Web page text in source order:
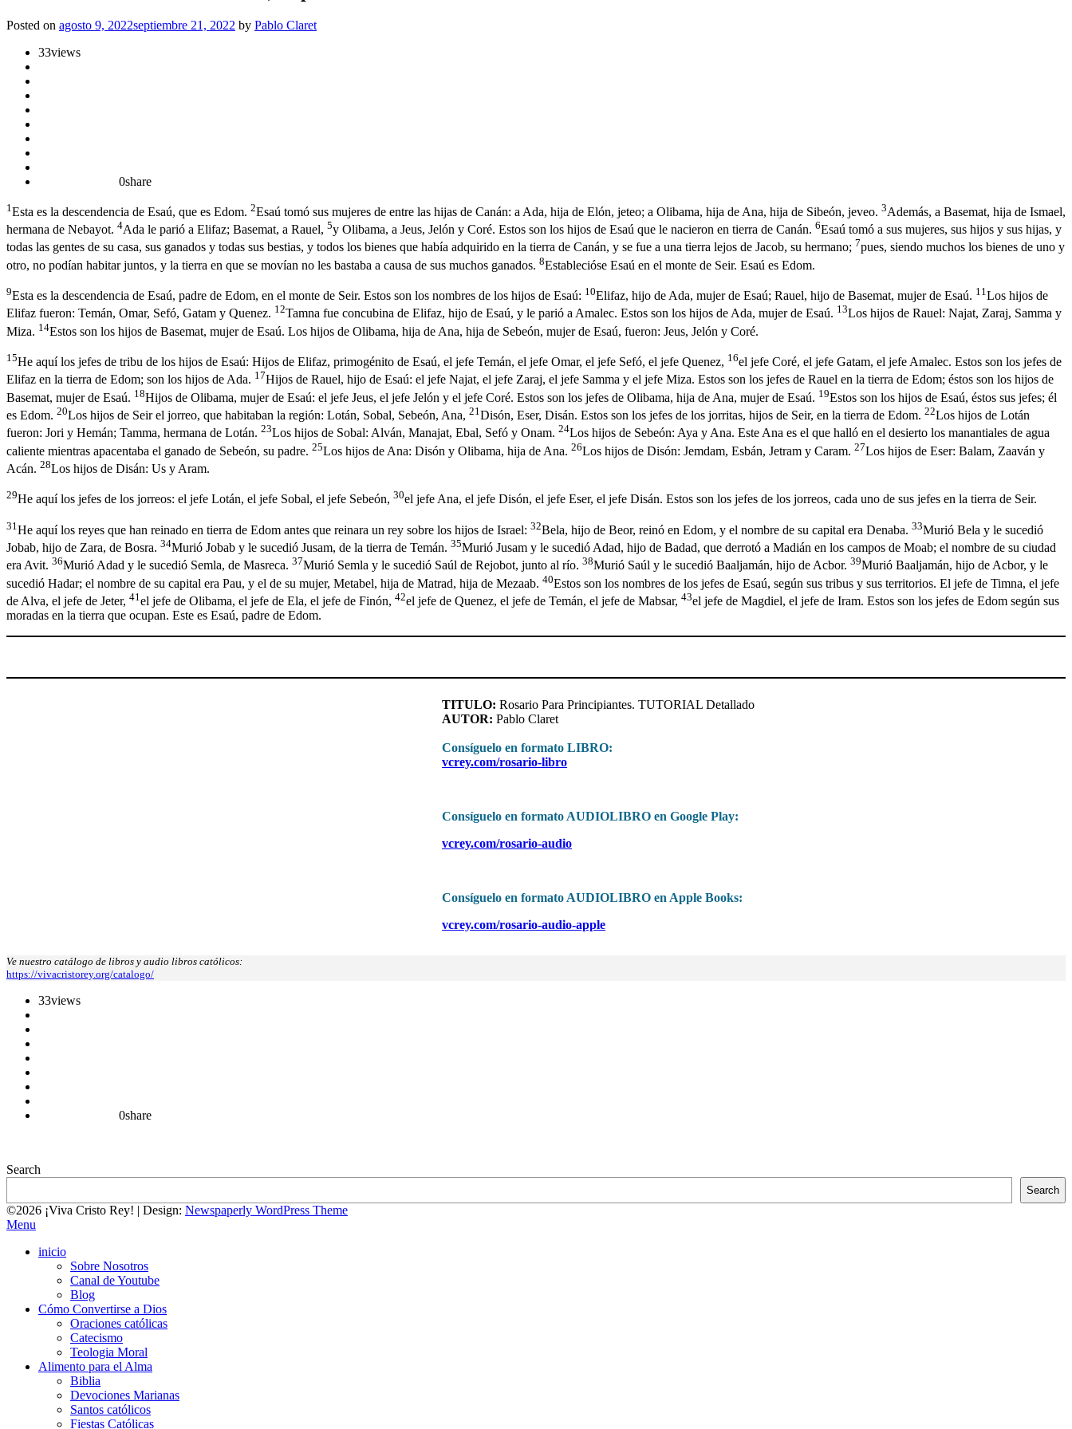
Posted on agosto 9, 2022septiembre 21, 2022 by Pablo Claret
33views
0share
1 Esta es la descendencia de Esaú, que es Edom. 2Esaú tomó sus mujeres de entre las hijas de Canán: a Ada, hija de Elón, jeteo; a Olibama, hija de Ana, hija de Sibeón, jeveo. 3Además, a Basemat, hija de Ismael,
hermana de Nebayot. 4Ada le parió a Elifaz; Basemat, a Rauel, 5y Olibama, a Jeus, Jelón y Coré. Estos son los hijos de Esaú que le nacieron en tierra de Canán. 6Esaú tomó a sus mujeres, sus hijos y sus hijas, y
todas las gentes de su casa, sus ganados y todas sus bestias, y todos los bienes que había adquirido en la tierra de Canán, y se fue a una tierra lejos de Jacob, su hermano; 7pues, siendo muchos los bienes de uno y
otro, no podían habitar juntos, y la tierra en que se movían no les bastaba a causa de sus muchos ganados. 8Establecióse Esaú en el monte de Seir. Esaú es Edom.
9Esta es la descendencia de Esaú, padre de Edom, en el monte de Seir. Estos son los nombres de los hijos de Esaú: 10Elifaz, hijo de Ada, mujer de Esaú; Rauel, hijo de Basemat, mujer de Esaú. 11Los hijos de
Elifaz fueron: Temán, Omar, Sefó, Gatam y Quenez. 12Tamna fue concubina de Elifaz, hijo de Esaú, y le parió a Amalec. Estos son los hijos de Ada, mujer de Esaú. 13Los hijos de Rauel: Najat, Zaraj, Samma y
Miza. 14Estos son los hijos de Basemat, mujer de Esaú. Los hijos de Olibama, hija de Ana, hija de Sebeón, mujer de Esaú, fueron: Jeus, Jelón y Coré.
15He aquí los jefes de tribu de los hijos de Esaú: Hijos de Elifaz, primogénito de Esaú, el jefe Temán, el jefe Omar, el jefe Sefó, el jefe Quenez, 16el jefe Coré, el jefe Gatam, el jefe Amalec. Estos son los jefes de
Elifaz en la tierra de Edom; son los hijos de Ada. 17Hijos de Rauel, hijo de Esaú: el jefe Najat, el jefe Zaraj, el jefe Samma y el jefe Miza. Estos son los jefes de Rauel en la tierra de Edom; éstos son los hijos de
Basemat, mujer de Esaú. 18Hijos de Olibama, mujer de Esaú: el jefe Jeus, el jefe Jelón y el jefe Coré. Estos son los jefes de Olibama, hija de Ana, mujer de Esaú. 19Estos son los hijos de Esaú, éstos sus jefes; él
es Edom. 20Los hijos de Seir el jorreo, que habitaban la región: Lotán, Sobal, Sebeón, Ana, 21Disón, Eser, Disán. Estos son los jefes de los jorritas, hijos de Seir, en la tierra de Edom. 22Los hijos de Lotán
fueron: Jori y Hemán; Tamma, hermana de Lotán. 23Los hijos de Sobal: Alván, Manajat, Ebal, Sefó y Onam. 24Los hijos de Sebeón: Aya y Ana. Este Ana es el que halló en el desierto los manantiales de agua
caliente mientras apacentaba el ganado de Sebeón, su padre. 25Los hijos de Ana: Disón y Olibama, hija de Ana. 26Los hijos de Disón: Jemdam, Esbán, Jetram y Caram. 27Los hijos de Eser: Balam, Zaaván y
Acán. 28Los hijos de Disán: Us y Aram.
29He aquí los jefes de los jorreos: el jefe Lotán, el jefe Sobal, el jefe Sebeón, 30el jefe Ana, el jefe Disón, el jefe Eser, el jefe Disán. Estos son los jefes de los jorreos, cada uno de sus jefes en la tierra de Seir.
31 He aquí los reyes que han reinado en tierra de Edom antes que reinara un rey sobre los hijos de Israel: 32Bela, hijo de Beor, reinó en Edom, y el nombre de su capital era Denaba. 33Murió Bela y le sucedió
Jobab, hijo de Zara, de Bosra. 34Murió Jobab y le sucedió Jusam, de la tierra de Temán. 35Murió Jusam y le sucedió Adad, hijo de Badad, que derrotó a Madián en los campos de Moab; el nombre de su ciudad
era Avit. 36Murió Adad y le sucedió Semla, de Masreca. 37Murió Semla y le sucedió Saúl de Rejobot, junto al río. 38Murió Saúl y le sucedió Baaljamán, hijo de Acbor. 39Murió Baaljamán, hijo de Acbor, y le
sucedió Hadar; el nombre de su capital era Pau, y el de su mujer, Metabel, hija de Matrad, hija de Mezaab. 40Estos son los nombres de los jefes de Esaú, según sus tribus y sus territorios. El jefe de Timna, el jefe
de Alva, el jefe de Jeter, 41el jefe de Olibama, el jefe de Ela, el jefe de Finón, 42el jefe de Quenez, el jefe de Temán, el jefe de Mabsar, 43el jefe de Magdiel, el jefe de Iram. Estos son los jefes de Edom según sus
moradas en la tierra que ocupan. Este es Esaú, padre de Edom.
TITULO: Rosario Para Principiantes. TUTORIAL Detallado
AUTOR: Pablo Claret
Consíguelo en formato LIBRO:
vcrey.com/rosario-libro
Consíguelo en formato AUDIOLIBRO en Google Play:
vcrey.com/rosario-audio
Consíguelo en formato AUDIOLIBRO en Apple Books:
vcrey.com/rosario-audio-apple
Ve nuestro catálogo de libros y audio libros católicos:
https://vivacristorey.org/catalogo/
33views
0share
Search
Search
©2026 ¡Viva Cristo Rey! | Design: Newspaperly WordPress Theme
Menu
inicio
Sobre Nosotros
Canal de Youtube
Blog
Cómo Convertirse a Dios
Oraciones católicas
Catecismo
Teologia Moral
Alimento para el Alma
Biblia
Devociones Marianas
Santos católicos
Fiestas Católicas